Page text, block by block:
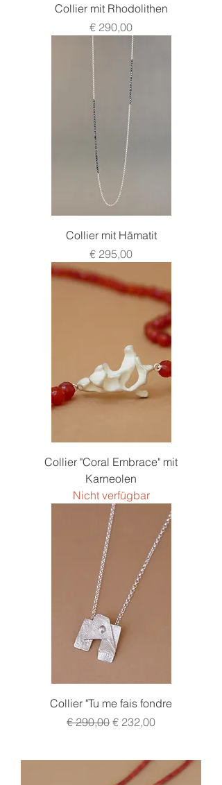
Collier mit Rhodolithen
Preis
€ 290,00
Collier mit Hämatit
Preis
€ 295,00
Collier "Coral Embrace" mit
Karneolen
Nicht verfügbar
Collier "Tu me fais fondre
Standardpreis
€ 290,00 Sale-Preis
€ 232,00